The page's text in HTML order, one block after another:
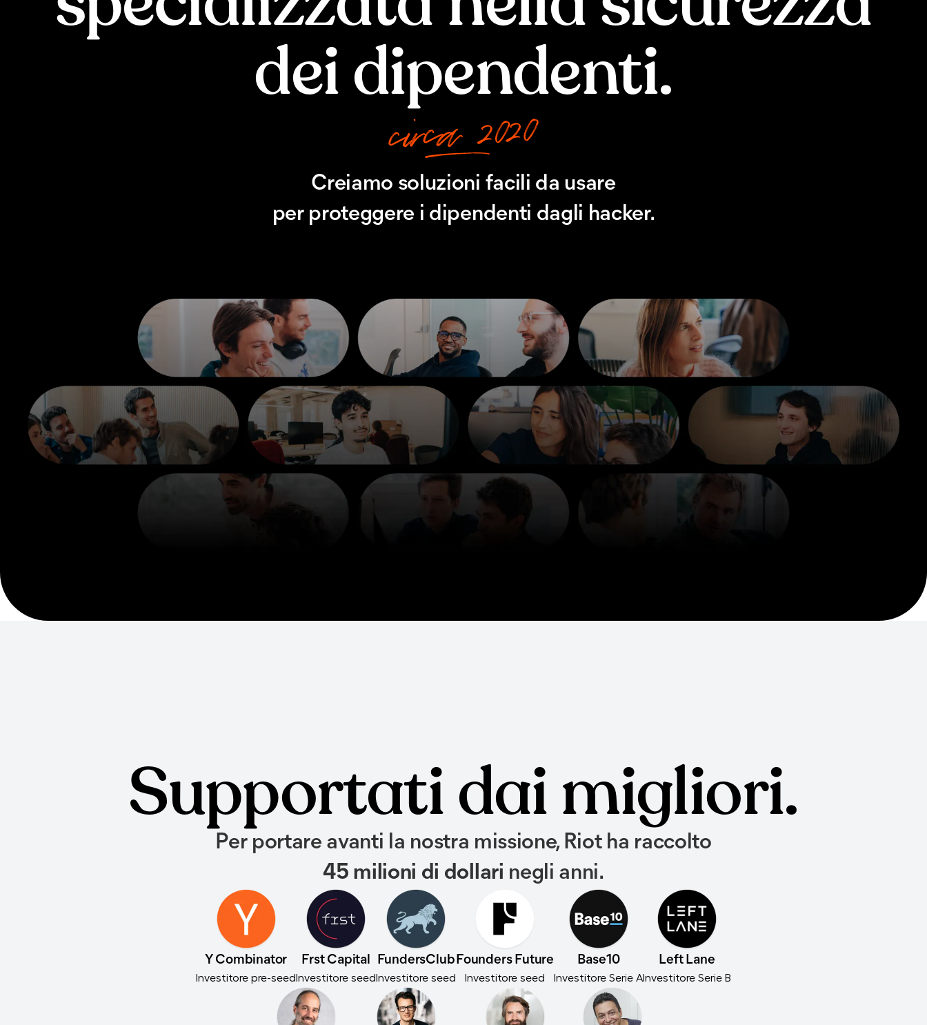
dei dipendenti.
Creiamo soluzioni facili da usare
per proteggere i dipendenti dagli hacker.
Supportati dai migliori.
Per portare avanti la nostra missione, Riot ha raccolto
45 milioni di dollari negli anni.
Y Combinator
Investitore pre-seed
Frst Capital
Investitore seed
FundersClub
Investitore seed
Founders Future
Investitore seed
Base10
Investitore Serie A
Left Lane
Investitore Serie B